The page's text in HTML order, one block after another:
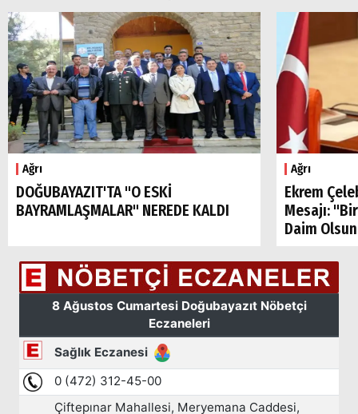
Ağrı
DOĞUBAYAZIT'TA "O ESKİ
BAYRAMLAŞMALAR" NEREDE KALDI
Ağrı
Ekrem
Mesajı:
Daim
Arama